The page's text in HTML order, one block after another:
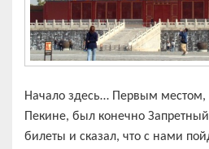
Начало здесь… Первым местом,
Пекине, был конечно
билеты и сказал, что с нами